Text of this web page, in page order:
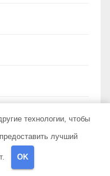
технологии, чтобы
лучший
OK